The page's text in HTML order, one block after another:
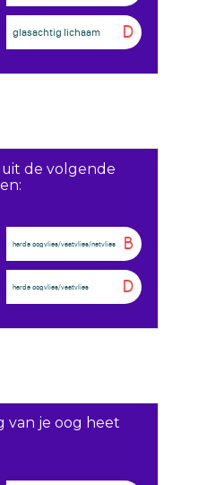
D
glasachtig lichaam
de volgende
B
harde oogvlies/vaatvlies/netvlies
D
harde oogvlies/vaatvlies
van je oog heet